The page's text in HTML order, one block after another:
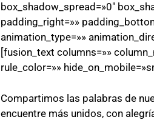
box_shadow_spread=»0″
padding_right=»»
animation_type=»»
[fusion_text columns=»»
rule_color=»»
Compartimos las palabras de
encuentre más unidos, con